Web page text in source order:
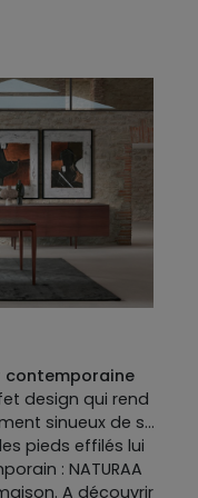
contemporaine
design qui rend
sinueux de sa
pieds effilés lui
: NATURAA
A découvrir